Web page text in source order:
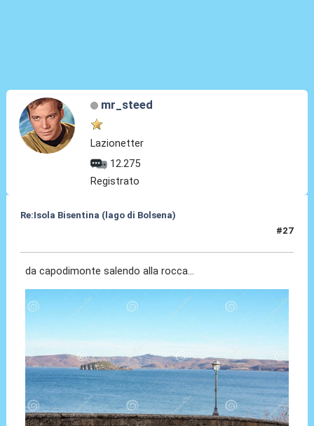
mr_steed
Lazionetter
12.275
Registrato
Re:Isola Bisentina (lago di Bolsena)
#27
da capodimonte salendo alla rocca...